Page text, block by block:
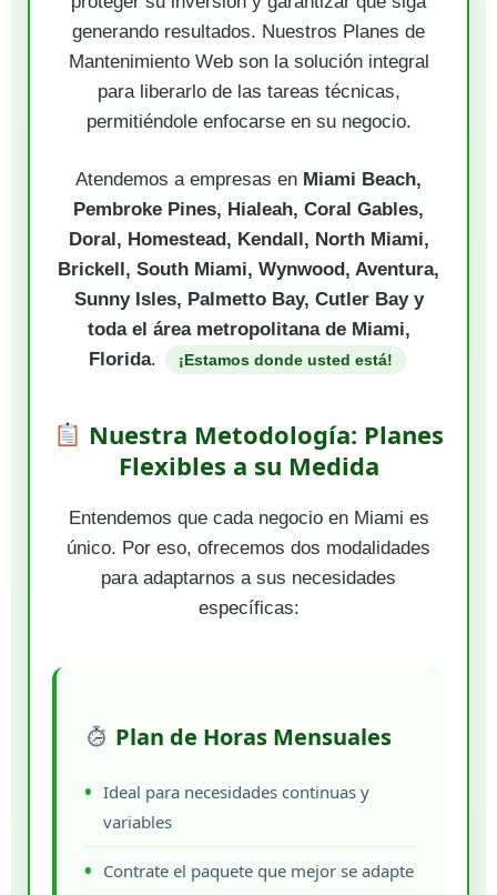
generando resultados. Nuestros Planes de
Mantenimiento Web son la solución integral
para liberarlo de las tareas técnicas,
permitiéndole enfocarse en su negocio.
Atendemos a empresas en Miami Beach,
Pembroke Pines, Hialeah, Coral Gables,
Doral, Homestead, Kendall, North Miami,
Brickell, South Miami, Wynwood, Aventura,
Sunny Isles, Palmetto Bay, Cutler Bay y
toda el área metropolitana de Miami,
Florida. ¡Estamos donde usted está!
Nuestra Metodología: Planes
Flexibles a su Medida
Entendemos que cada negocio en Miami es
único. Por eso, ofrecemos dos modalidades
para adaptarnos a sus necesidades
específicas:
Plan de Horas Mensuales
Ideal para necesidades continuas y
variables
Contrate el paquete que mejor se adapte